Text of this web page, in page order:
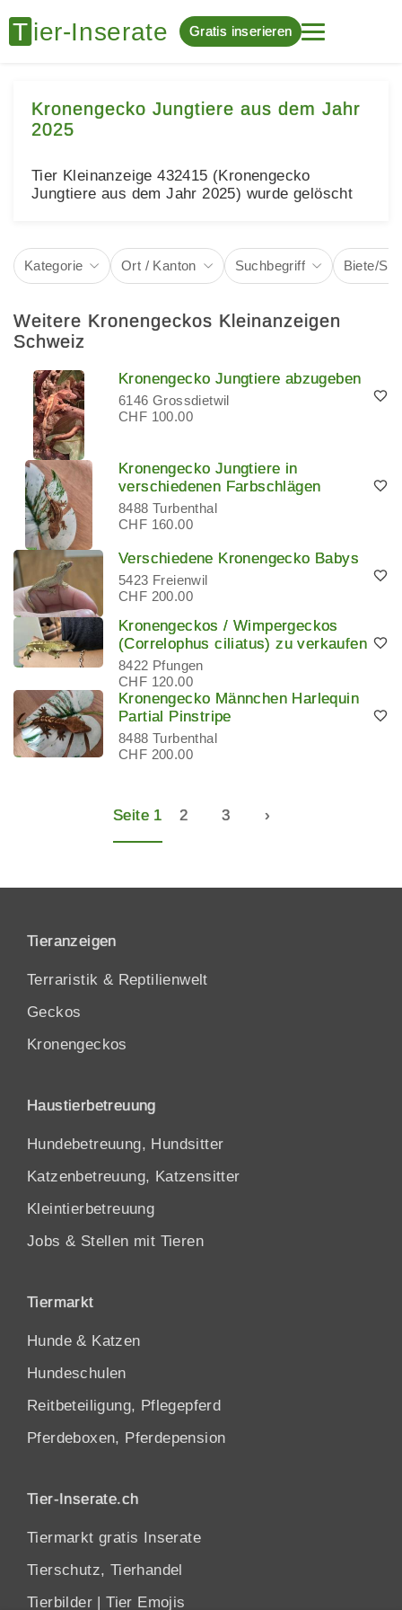
Gratis inserieren
Kronengecko Jungtiere aus dem Jahr
2025
Tier Kleinanzeige 432415 (Kronengecko
Jungtiere aus dem Jahr 2025) wurde gelöscht
Kategorie Ort / Kanton Suchbegriff Biete/
Weitere Kronengeckos Kleinanzeigen
Schweiz
Kronengecko Jungtiere abzugeben
6146 Grossdietwil
CHF 100.00
Kronengecko Jungtiere in
verschiedenen Farbschlägen
8488 Turbenthal
CHF 160.00
Verschiedene Kronengecko Babys
5423 Freienwil
CHF 200.00
Kronengeckos / Wimpergeckos
(Correlophus ciliatus) zu verkaufen
8422 Pfungen
CHF 120.00
Kronengecko Männchen Harlequin
Partial Pinstripe
8488 Turbenthal
CHF 200.00
Seite 1 2 3 ›
Tieranzeigen
Terraristik & Reptilienwelt
Geckos
Kronengeckos
Haustierbetreuung
Hundebetreuung, Hundsitter
Katzenbetreuung, Katzensitter
Kleintierbetreuung
Jobs & Stellen mit Tieren
Tiermarkt
Hunde & Katzen
Hundeschulen
Reitbeteiligung, Pflegepferd
Pferdeboxen, Pferdepension
Tier-Inserate.ch
Tiermarkt gratis Inserate
Tierschutz, Tierhandel
Tierbilder |Tier Emojis